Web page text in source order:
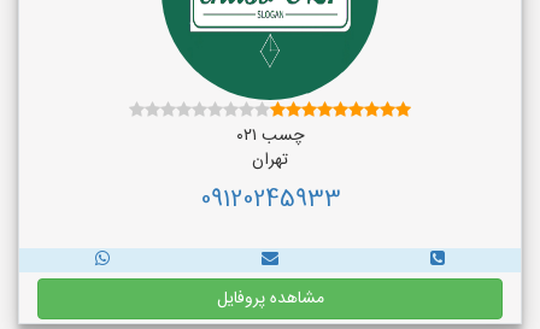
چسب ۰۲۱
تهران
09120245933
مشاهده پروفایل